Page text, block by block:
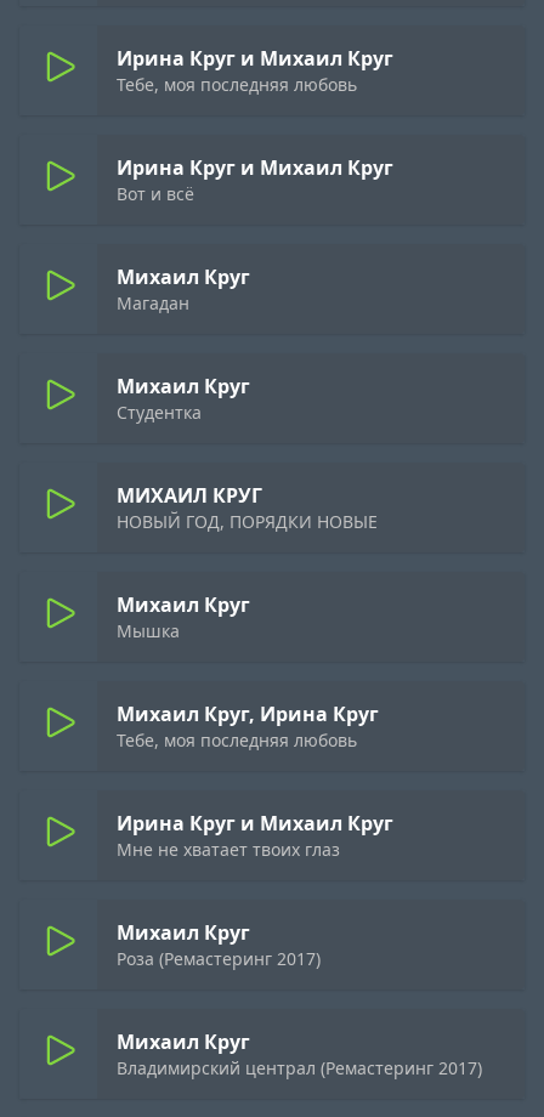
Ирина Круг и Михаил Круг
Тебе, моя последняя любовь
Ирина Круг и Михаил Круг
Вот и всё
Михаил Круг
Магадан
Михаил Круг
Студентка
МИХАИЛ КРУГ
НОВЫЙ ГОД, ПОРЯДКИ НОВЫЕ
Михаил Круг
Мышка
Михаил Круг, Ирина Круг
Тебе, моя последняя любовь
Ирина Круг и Михаил Круг
Мне не хватает твоих глаз
Михаил Круг
Роза (Ремастеринг 2017)
Михаил Круг
Владимирский централ (Ремастеринг 2017)